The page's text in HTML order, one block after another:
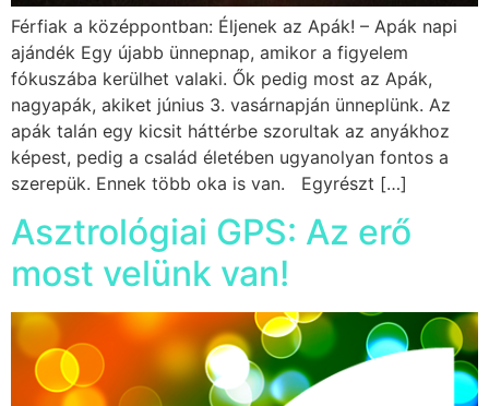
Férfiak a középpontban: Éljenek az Apák! – Apák napi
ajándék Egy újabb ünnepnap, amikor a figyelem
fókuszába kerülhet valaki. Ők pedig most az Apák,
nagyapák, akiket június 3. vasárnapján ünneplünk. Az
apák talán egy kicsit háttérbe szorultak az anyákhoz
képest, pedig a család életében ugyanolyan fontos a
szerepük. Ennek több oka is van. Egyrészt […]
Asztrológiai GPS: Az erő
most velünk van!